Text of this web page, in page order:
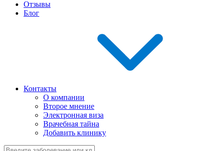
Отзывы
Блог
Контакты
О компании
Второе мнение
Электронная виза
Врачебная тайна
Добавить клинику